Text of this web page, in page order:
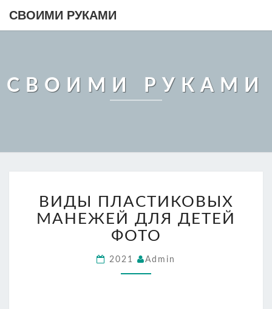
СВОИМИ РУКАМИ
СВОИМИ РУКАМИ
ПЛАСТИКОВЫХ
МАНЕЖЕЙ
ДЛЯ
ДЕТЕЙ
ФОТО
ВИДЫ ПЛАСТИКОВЫХ
МАНЕЖЕЙ ДЛЯ ДЕТЕЙ
ФОТО
2021 Admin